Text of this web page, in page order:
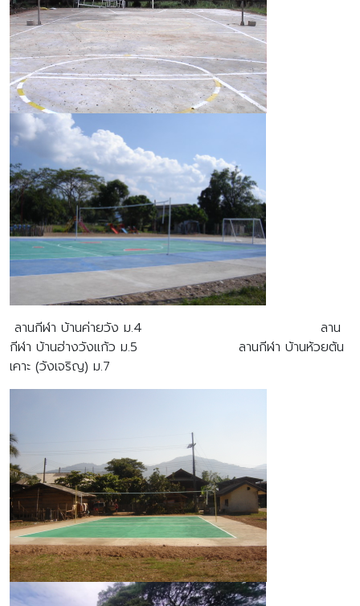
ลานกีฬา บ้านค่ายวัง ม.4 ลาน
กีฬา บ้านฮ่างวังแก้ว ม.5 ลานกีฬา บ้านห้วยต้น
เคาะ (วังเจริญ) ม.7